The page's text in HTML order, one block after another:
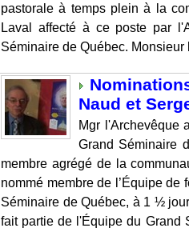
pastorale à temps plein à la
Laval affecté à ce poste par
Séminaire de Québec. Monsieur
Naud et
Mgr l'Archevêque
Grand Séminaire
membre agrégé de la
nommé membre de l’Équipe
Séminaire de Québec, à 1 ½
fait partie de l'Équipe du Grand